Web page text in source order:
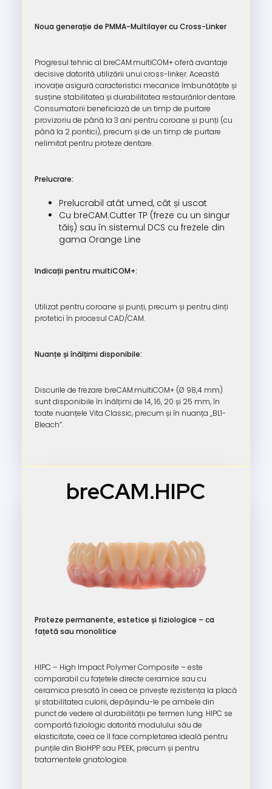
Noua generație de PMMA-Multilayer cu Cross-Linker
Progresul tehnic al breCAM.multiCOM+ oferă avantaje
decisive datorită utilizării unui cross-linker. Această
inovație asigură caracteristici mecanice îmbunătățite și
susține stabilitatea și durabilitatea restaurărilor dentare.
Consumatorii beneficiază de un timp de purtare
provizoriu de până la 3 ani pentru coroane și punți (cu
până la 2 pontici), precum și de un timp de purtare
nelimitat pentru proteze dentare.
Prelucrare:
Prelucrabil atât umed, cât și uscat
Cu breCAM.Cutter TP (freze cu un singur
tăiș) sau în sistemul DCS cu frezele din
gama Orange Line
Indicații pentru multiCOM+:
Utilizat pentru coroane și punți, precum și pentru dinți
protetici în procesul CAD/CAM.
Nuanțe și înălțimi disponibile:
Discurile de frezare breCAM.multiCOM+ (Ø 98,4 mm)
sunt disponibile în înălțimi de 14, 16, 20 și 25 mm, în
toate nuanțele Vita Classic, precum și în nuanța „BL1-
Bleach”.
breCAM.HIPC
Proteze permanente, estetice și fiziologice – ca
fațetă sau monolitice
HIPC – High Impact Polymer Composite – este
comparabil cu fațetele directe ceramice sau cu
ceramica presată în ceea ce privește rezistența la placă
și stabilitatea culorii, depășindu-le pe ambele din
punct de vedere al durabilității pe termen lung. HIPC se
comportă fiziologic datorită modulului său de
elasticitate, ceea ce îl face completarea ideală pentru
punțile din BioHPP sau PEEK, precum și pentru
tratamentele gnatologice.